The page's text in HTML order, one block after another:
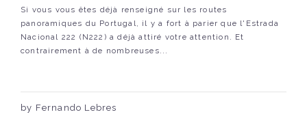
Si vous vous êtes déjà renseigné sur les routes
panoramiques du Portugal, il y a fort à parier que l'Estrada
Nacional 222 (N222) a déjà attiré votre attention. Et
contrairement à de nombreuses...
by Fernando Lebres